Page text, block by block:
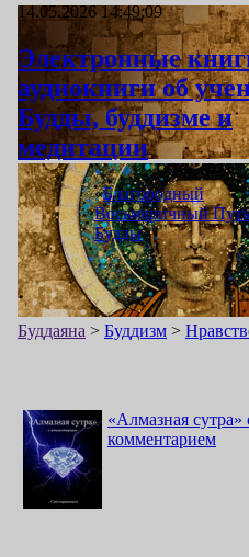
Буддаяна > Буддизм >
14.05.2026 14:49:09
Электронные
аудиокниги об
Будды, буддизме и
медитации
«Благородный
Восьмеричный Путь
Будды»
«Алмазная сутра»
комментарием